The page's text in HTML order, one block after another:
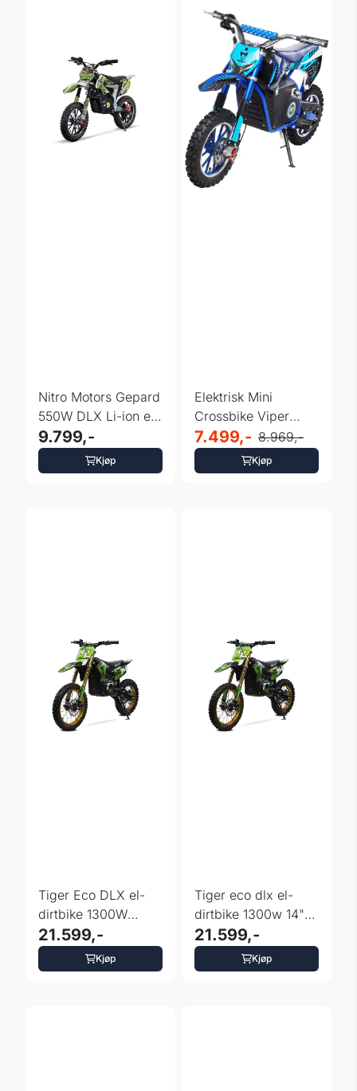
Nitro Motors Gepard
550W DLX Li-ion el-
dirtbike
9.799,-
Kjøp
Elektrisk Mini
Crossbike Viper
1000 Watt Blå
7.499,- 8.969,-
Kjøp
Tiger Eco DLX el-
dirtbike 1300W
lithium 14/12"
21.599,-
Kjøp
Tiger eco dlx el-
dirtbike 1300w 14"
lithium
21.599,-
Kjøp